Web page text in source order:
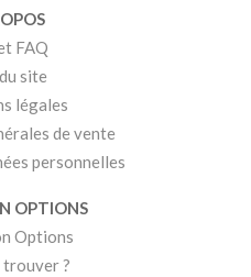
FAQ
site
légales
de vente
personnelles
OPTIONS
Options
trouver ?